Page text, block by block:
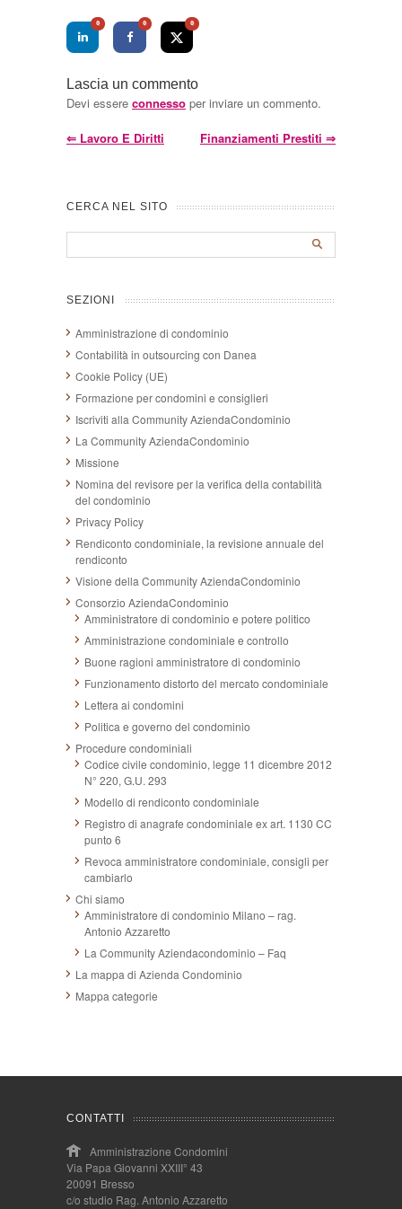
0 0 0
Lascia un commento
Devi essere connesso per inviare un commento.
⇐ Lavoro E Diritti Finanziamenti Prestiti ⇒
CERCA NEL SITO
SEZIONI
Amministrazione di condominio
Contabilità in outsourcing con Danea
Cookie Policy (UE)
Formazione per condomini e consiglieri
Iscriviti alla Community AziendaCondominio
La Community AziendaCondominio
Missione
Nomina del revisore per la verifica della contabilità
del condominio
Privacy Policy
Rendiconto condominiale, la revisione annuale del
rendiconto
Visione della Community AziendaCondominio
Consorzio AziendaCondominio
Amministratore di condominio e potere politico
Amministrazione condominiale e controllo
Buone ragioni amministratore di condominio
Funzionamento distorto del mercato condominiale
Lettera ai condomini
Politica e governo del condominio
Procedure condominiali
Codice civile condominio, legge 11 dicembre 2012
N° 220, G.U. 293
Modello di rendiconto condominiale
Registro di anagrafe condominiale ex art. 1130 CC
punto 6
Revoca amministratore condominiale, consigli per
cambiarlo
Chi siamo
Amministratore di condominio Milano – rag.
Antonio Azzaretto
La Community Aziendacondominio – Faq
La mappa di Azienda Condominio
Mappa categorie
CONTATTI
Amministrazione Condomini
Via Papa Giovanni XXIII° 43
20091 Bresso
c/o studio Rag. Antonio Azzaretto